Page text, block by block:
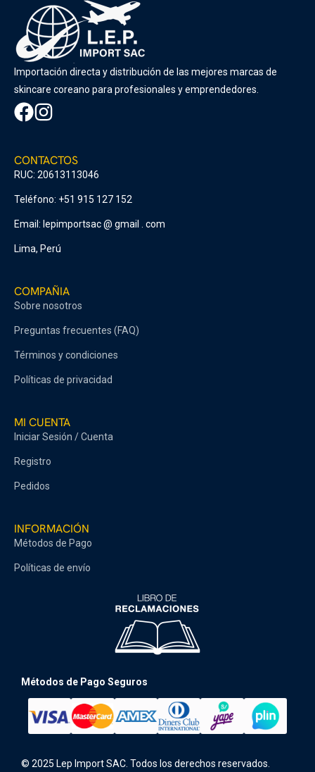
Importación directa y distribución de las mejores marcas de
skincare coreano para profesionales y emprendedores.
CONTACTOS
RUC: 20613113046
Teléfono: +51 915 127 152
Email: lepimportsac @ gmail . com
Lima, Perú
COMPAÑIA
Sobre nosotros
Preguntas frecuentes (FAQ)
Términos y condiciones
Políticas de privacidad
MI CUENTA
Iniciar Sesión / Cuenta
Registro
Pedidos
INFORMACIÓN
Métodos de Pago
Políticas de envío
© 2025 Lep Import SAC. Todos los derechos reservados.
Métodos de Pago Seguros